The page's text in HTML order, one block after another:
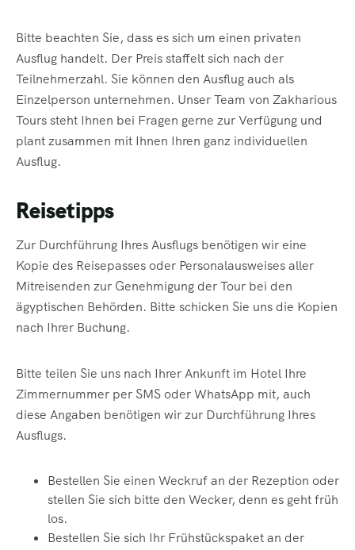
Bitte beachten Sie, dass es sich um einen privaten
Ausflug handelt. Der Preis staffelt sich nach der
Teilnehmerzahl. Sie können den Ausflug auch als
Einzelperson unternehmen. Unser Team von Zakharious
Tours steht Ihnen bei Fragen gerne zur Verfügung und
plant zusammen mit Ihnen Ihren ganz individuellen
Ausflug.
Reisetipps
Zur Durchführung Ihres Ausflugs benötigen wir eine
Kopie des Reisepasses oder Personalausweises aller
Mitreisenden zur Genehmigung der Tour bei den
ägyptischen Behörden. Bitte schicken Sie uns die Kopien
nach Ihrer Buchung.
Bitte teilen Sie uns nach Ihrer Ankunft im Hotel Ihre
Zimmernummer per SMS oder WhatsApp mit, auch
diese Angaben benötigen wir zur Durchführung Ihres
Ausflugs.
Bestellen Sie einen Weckruf an der Rezeption oder
stellen Sie sich bitte den Wecker, denn es geht früh
los.
Bestellen Sie sich Ihr Frühstückspaket an der